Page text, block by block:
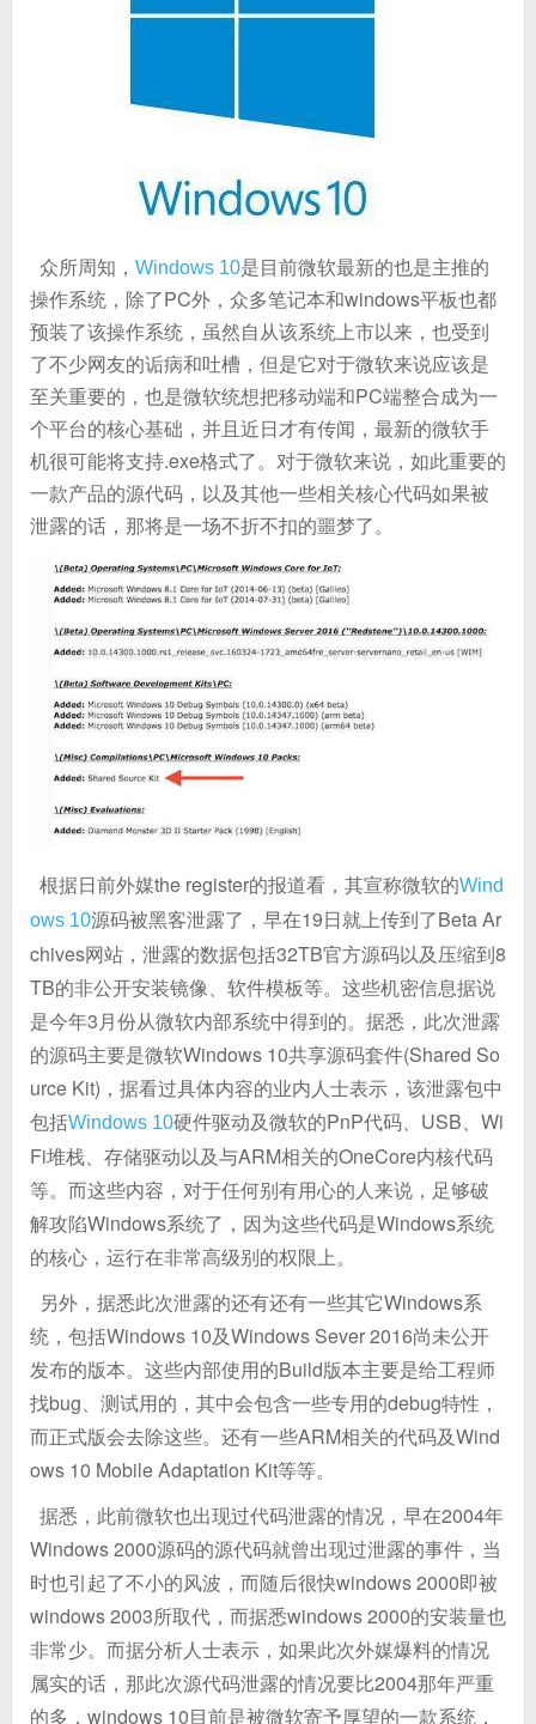
众所周知， Windows 10是目前微软最新的也是主推的
操作系统，除了PC外，众多笔记本和windows平板也都
预装了该操作系统，虽然自从该系统上市以来，也受到
了不少网友的诟病和吐槽，但是它对于微软来说应该是
至关重要的，也是微软统想把移动端和PC端整合成为一
个平台的核心基础，并且近日才有传闻，最新的微软手
机很可能将支持.exe格式了。对于微软来说，如此重要的
一款产品的源代码，以及其他一些相关核心代码如果被
泄露的话，那将是一场不折不扣的噩梦了。
根据日前外媒the register的报道看，其宣称微软的Wind
ows 10源码被黑客泄露了，早在19日就上传到了Beta Ar
chives网站，泄露的数据包括32TB官方源码以及压缩到8
TB的非公开安装镜像、软件模板等。这些机密信息据说
是今年3月份从微软内部系统中得到的。据悉，此次泄露
的源码主要是微软Windows 10共享源码套件(Shared So
urce Kit)，据看过具体内容的业内人士表示，该泄露包中
包括Windows 10硬件驱动及微软的PnP代码、USB、Wi
Fi堆栈、存储驱动以及与ARM相关的OneCore内核代码
等。而这些内容，对于任何别有用心的人来说，足够破
解攻陷Windows系统了，因为这些代码是Windows系统
的核心，运行在非常高级别的权限上。
另外，据悉此次泄露的还有还有一些其它Windows系
统，包括Windows 10及Windows Sever 2016尚未公开
发布的版本。这些内部使用的Build版本主要是给工程师
找bug、测试用的，其中会包含一些专用的debug特性，
而正式版会去除这些。还有一些ARM相关的代码及Wind
ows 10 Mobile Adaptation Kit等等。
据悉，此前微软也出现过代码泄露的情况，早在2004年
Windows 2000源码的源代码就曾出现过泄露的事件，当
时也引起了不小的风波，而随后很快windows 2000即被
windows 2003所取代，而据悉windows 2000的安装量也
非常少。而据分析人士表示，如果此次外媒爆料的情况
属实的话，那此次源代码泄露的情况要比2004那年严重
的多，windows 10目前是被微软寄予厚望的一款系统，